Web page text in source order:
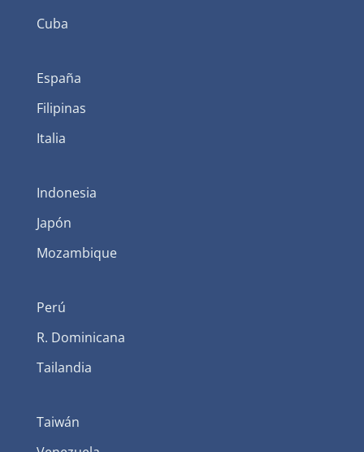
Cuba
España
Filipinas
Italia
Indonesia
Japón
Mozambique
Perú
R. Dominicana
Tailandia
Taiwán